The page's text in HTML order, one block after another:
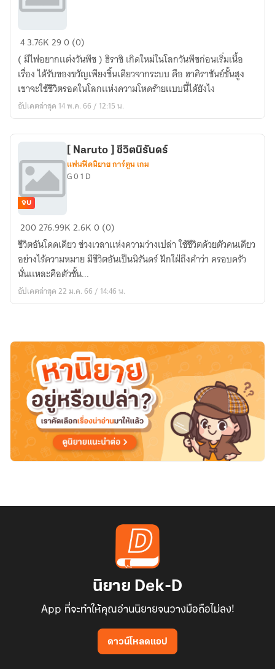
OnePiece
ราชิ
กับ
ฮา
คิ
43.76K290 (0)
( มีไฟอยากเเต่งวันพีช ) ฮิราชิ เกิดใหม่ในโลกวันพีชก่อนเริ่มเนื้อ
เรื่อง ได้รับของขวัญเพียงชิ้นเดียวจากระบบ คือ ฮาคิราชันย์ขั้นสูง
เขาจะใช้ชีวิตรอดในโลกเเห่งความโหดร้ายเเบบนี้ได้ยังไง
อัปเดตล่าสุด 14 พ.ค. 66 / 12:15 น.
Naruto
]​
ชีวิต
นิ
รัน
จบ
[ Naruto ]​ ชีวิตนิรันดร์​
แฟนฟิคนิยาย การ์ตูน เกม
G 0 1 D
200276.99K2.6K0 (0)
ชีวิตอันโดดเดียว ช่วงเวลาเเห่งความว่างเปล่า ใช้ชีวิตด้วยตัวคนเดียว
อย่างไร้ความหมาย มีชีวิตอันเป็นนิรันดร์​ ฝักใฝ่​ถึงคำว่า ครอบครัว​
นั่นเเหละคือตัวชั้น...
อัปเดตล่าสุด 22 ม.ค. 66 / 14:46 น.
นิยาย Dek-D
App ที่จะทำให้คุณอ่านนิยายจนวางมือถือไม่ลง!
ดาวน์โหลดแอป